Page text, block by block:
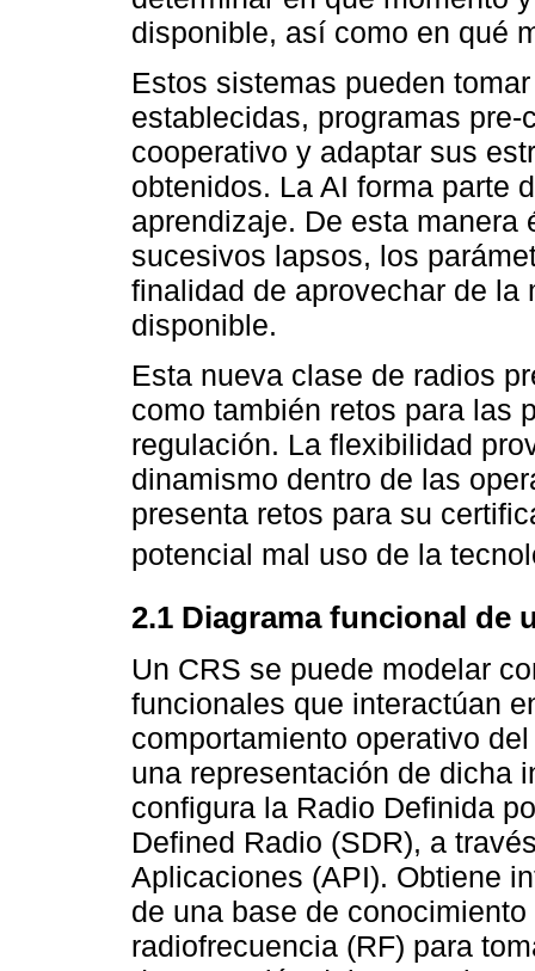
disponible, así como en qué
Estos sistemas pueden
establecidas, programas
cooperativo y adaptar sus
obtenidos. La AI forma parte
aprendizaje. De esta
sucesivos lapsos, los
finalidad de aprovechar de la
disponible.
Esta nueva clase de radios
como también retos para las
regulación. La flexibilidad
dinamismo dentro de las
presenta retos para su
potencial mal uso de la
2.1 Diagrama funcional de
Un CRS se puede modelar
funcionales que interactúan
comportamiento operativo
una representación de dicha
configura la Radio Definida
Defined Radio (SDR), a
Aplicaciones (API). Obtiene
de una base de
radiofrecuencia (RF) para